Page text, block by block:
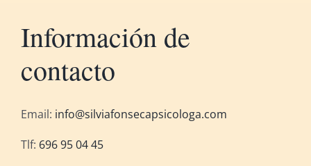
Información de
contacto
Email: info@silviafonsecapsicologa.com
Tlf: 696 95 04 45